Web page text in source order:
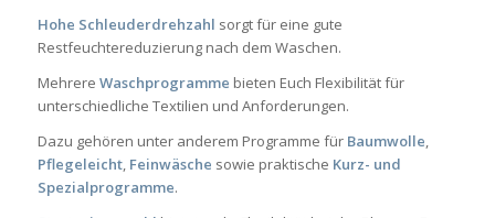
Hohe Schleuderdrehzahl sorgt für eine gute
Restfeuchtereduzierung nach dem Waschen.
Mehrere Waschprogramme bieten Euch Flexibilität für
unterschiedliche Textilien und Anforderungen.
Dazu gehören unter anderem Programme für Baumwolle,
Pflegeleicht, Feinwäsche sowie praktische Kurz- und
Spezialprogramme.